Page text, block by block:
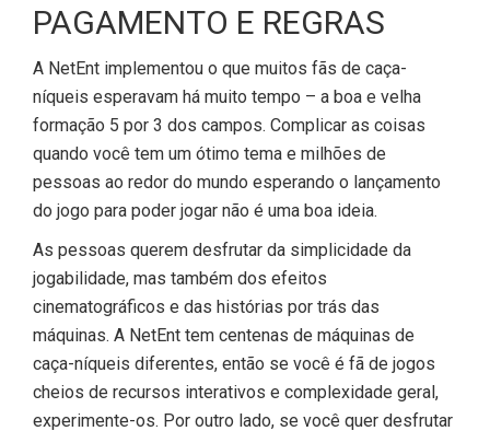
PAGAMENTO E REGRAS
A NetEnt implementou o que muitos fãs de caça-
níqueis esperavam há muito tempo – a boa e velha
formação 5 por 3 dos campos. Complicar as coisas
quando você tem um ótimo tema e milhões de
pessoas ao redor do mundo esperando o lançamento
do jogo para poder jogar não é uma boa ideia.
As pessoas querem desfrutar da simplicidade da
jogabilidade, mas também dos efeitos
cinematográficos e das histórias por trás das
máquinas. A NetEnt tem centenas de máquinas de
caça-níqueis diferentes, então se você é fã de jogos
cheios de recursos interativos e complexidade geral,
experimente-os. Por outro lado, se você quer desfrutar